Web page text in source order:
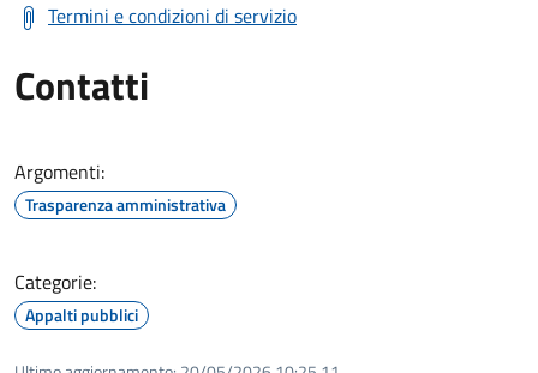
Termini e condizioni di servizio
Contatti
Argomenti:
Trasparenza amministrativa
Categorie:
Appalti pubblici